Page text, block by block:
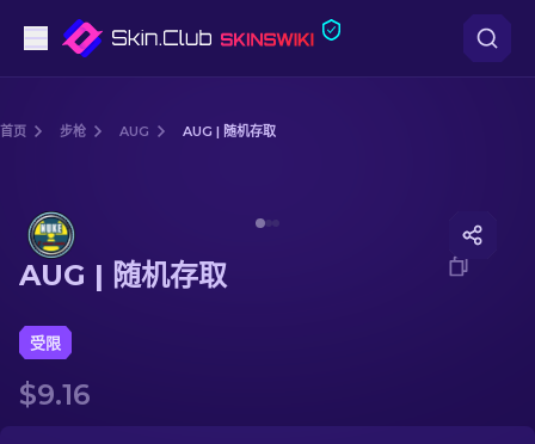
步枪
狙击步枪
手套
首页 步枪 AUG AUG | 随机存取
AUG | 随机存取
受限
$9.16